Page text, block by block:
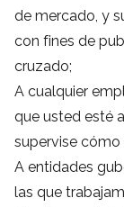
de mercado, y
con fines de
cruzado;
A cualquier
que usted esté
supervise
A entidades
las que